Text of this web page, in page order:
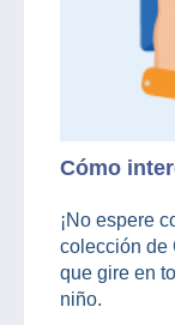
Cómo
¡No espere
colección de
que gire en
niño.